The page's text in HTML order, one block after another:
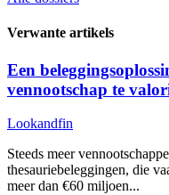
Verwante artikels
Een
vennootschap te
Lookandfin
Steeds meer
thesauriebeleggingen, die
meer dan €60 miljoen...